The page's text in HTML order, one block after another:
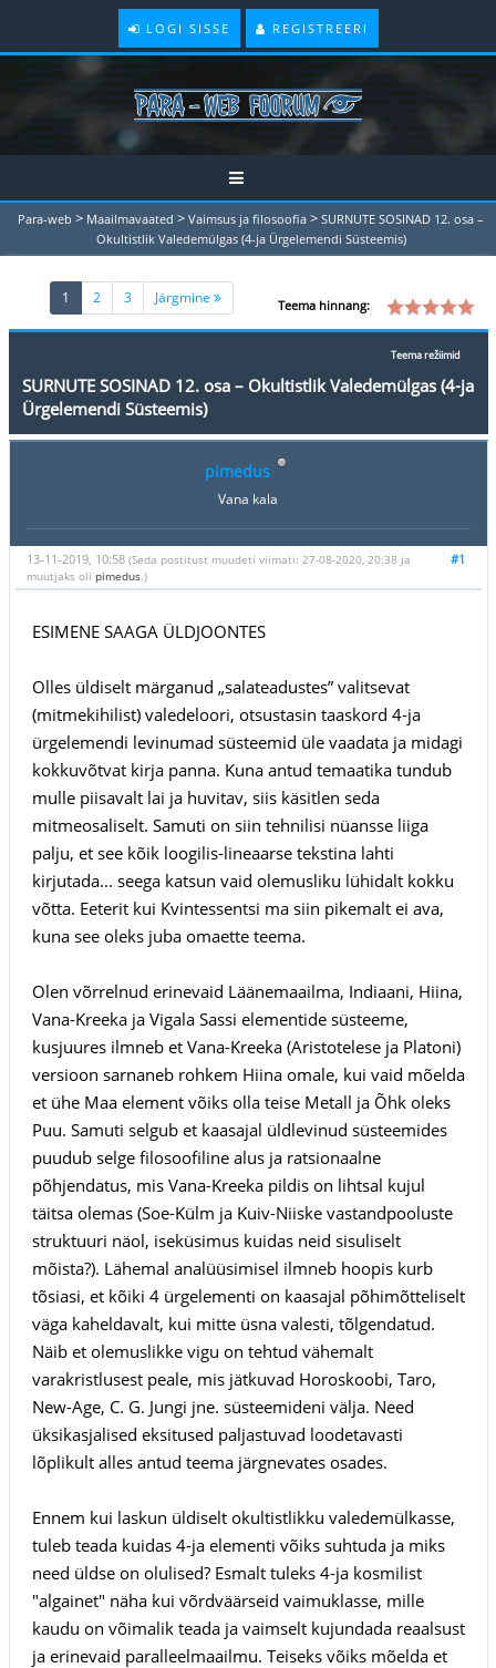
LOGI SISSE REGISTREERI
Para-web > Maailmavaated > Vaimsus ja filosoofia > SURNUTE SOSINAD 12. osa –
Okultistlik Valedemülgas (4-ja Ürgelemendi Süsteemis)
1 (current)
2 3 Järgmine Teema hinnang:
Teema režiimid
SURNUTE SOSINAD 12. osa – Okultistlik Valedemülgas (4-ja
Ürgelemendi Süsteemis)
pimedus
Vana kala
#1
13-11-2019, 10:58 (Seda postitust muudeti viimati: 27-08-2020, 20:38 ja
muutjaks oli pimedus.)
ESIMENE SAAGA ÜLDJOONTES
Olles üldiselt märganud „salateadustes” valitsevat
(mitmekihilist) valedeloori, otsustasin taaskord 4-ja
ürgelemendi levinumad süsteemid üle vaadata ja midagi
kokkuvõtvat kirja panna. Kuna antud temaatika tundub
mulle piisavalt lai ja huvitav, siis käsitlen seda
mitmeosaliselt. Samuti on siin tehnilisi nüansse liiga
palju, et see kõik loogilis-lineaarse tekstina lahti
kirjutada... seega katsun vaid olemusliku lühidalt kokku
võtta. Eeterit kui Kvintessentsi ma siin pikemalt ei ava,
kuna see oleks juba omaette teema.
Olen võrrelnud erinevaid Läänemaailma, Indiaani, Hiina,
Vana-Kreeka ja Vigala Sassi elementide süsteeme,
kusjuures ilmneb et Vana-Kreeka (Aristotelese ja Platoni)
versioon sarnaneb rohkem Hiina omale, kui vaid mõelda
et ühe Maa element võiks olla teise Metall ja Õhk oleks
Puu. Samuti selgub et kaasajal üldlevinud süsteemides
puudub selge filosoofiline alus ja ratsionaalne
põhjendatus, mis Vana-Kreeka pildis on lihtsal kujul
täitsa olemas (Soe-Külm ja Kuiv-Niiske vastandpooluste
struktuuri näol, iseküsimus kuidas neid sisuliselt
mõista?). Lähemal analüüsimisel ilmneb hoopis kurb
tõsiasi, et kõiki 4 ürgelementi on kaasajal põhimõtteliselt
väga kaheldavalt, kui mitte üsna valesti, tõlgendatud.
Näib et olemuslikke vigu on tehtud vähemalt
varakristlusest peale, mis jätkuvad Horoskoobi, Taro,
New-Age, C. G. Jungi jne. süsteemideni välja. Need
üksikasjalised eksitused paljastuvad loodetavasti
lõplikult alles antud teema järgnevates osades.
Ennem kui laskun üldiselt okultistlikku valedemülkasse,
tuleb teada kuidas 4-ja elementi võiks suhtuda ja miks
need üldse on olulised? Esmalt tuleks 4-ja kosmilist
"algainet" näha kui võrdväärseid vaimuklasse, mille
kaudu on võimalik teada ja vaimselt kujundada reaalsust
ja erinevaid paralleelmaailmu. Teiseks võiks mõelda et